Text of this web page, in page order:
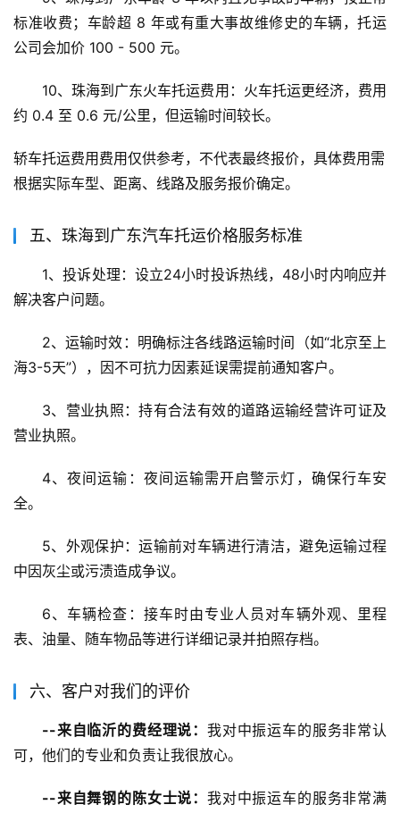
标准收费；车龄超 8 年或有重大事故维修史的车辆，托运
公司会加价 100 - 500 元。
10、珠海到广东火车托运费用：火车托运更经济，费用
约 0.4 至 0.6 元/公里，但运输时间较长。
轿车托运费用费用仅供参考，不代表最终报价，具体费用需
根据实际车型、距离、线路及服务报价确定。
五、珠海到广东汽车托运价格服务标准
1、投诉处理：设立24小时投诉热线，48小时内响应并
解决客户问题。
2、运输时效：明确标注各线路运输时间（如“北京至上
海3-5天”），因不可抗力因素延误需提前通知客户。
3、营业执照：持有合法有效的道路运输经营许可证及
营业执照。
4、夜间运输：夜间运输需开启警示灯，确保行车安
全。
5、外观保护：运输前对车辆进行清洁，避免运输过程
中因灰尘或污渍造成争议。
6、车辆检查：接车时由专业人员对车辆外观、里程
表、油量、随车物品等进行详细记录并拍照存档。
六、客户对我们的评价
--来自临沂的费经理说： 我对中振运车的服务非常认
可，他们的专业和负责让我很放心。
--来自舞钢的陈女士说： 我对中振运车的服务非常满